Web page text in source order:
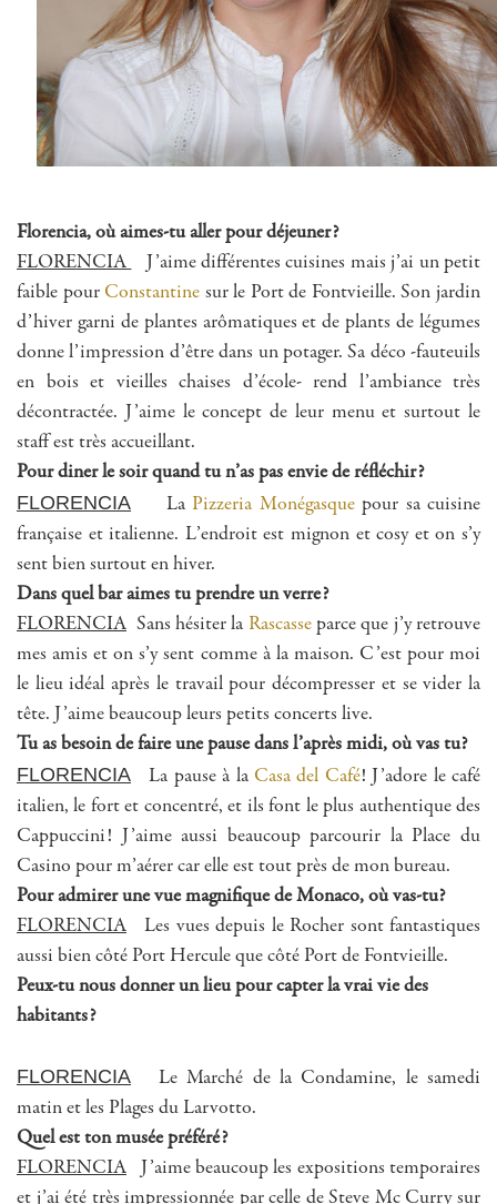
Florencia, où aimes-tu aller pour déjeuner?
FLORENCIA
J’aime différentes cuisines mais j’ai un petit
faible pour Constantine sur le Port de Fontvieille. Son jardin
d’hiver garni de plantes arômatiques et de plants de légumes
donne l’impression d’être dans un potager. Sa déco -fauteuils
en bois et vieilles chaises d’école- rend l’ambiance très
décontractée. J’aime le concept de leur menu et surtout le
staff est très accueillant.
Pour diner le soir quand tu n’as pas envie de réfléchir?
FLORENCIA La Pizzeria Monégasquepour sa cuisine
française et italienne. L’endroit est mignon et cosy et on s’y
sent bien surtout en hiver.
Dans quel bar aimes tu prendre un verre?
FLORENCIA Sans hésiter la Rascasseparce que j’y retrouve
mes amis et on s’y sent comme à la maison. C’est pour moi
le lieu idéal après le travail pour décompresser et se vider la
tête. J’aime beaucoup leurs petits concerts live.
Tu as besoin de faire une pause dans l’après midi, où vas tu?
FLORENCIA La pause à la Casa del Café! J’adore le café
italien, le fort et concentré, et ils font le plus authentique des
Cappuccini! J’aime aussi beaucoup parcourir la Place du
Casino pour m’aérer car elle est tout près de mon bureau.
Pour admirer une vue magnifique de Monaco, où vas-tu?
FLORENCIA Les vues depuis le Rocher sont fantastiques
aussi bien côté Port Hercule que côté Port de Fontvieille.
Peux-tu nous donner un lieu pour capter la vrai vie des
habitants?
FLORENCIA Le Marché de la Condamine, le samedi
matin et les Plages du Larvotto.
Quel est ton musée préféré?
FLORENCIA J’aime beaucoup les expositions temporaires
et j’ai été très impressionnée par celle de Steve Mc Curry sur